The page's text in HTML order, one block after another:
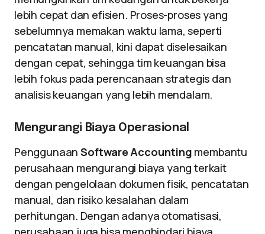
lebih cepat dan efisien. Proses-proses yang
sebelumnya memakan waktu lama, seperti
pencatatan manual, kini dapat diselesaikan
dengan cepat, sehingga tim keuangan bisa
lebih fokus pada perencanaan strategis dan
analisis keuangan yang lebih mendalam.
Mengurangi Biaya Operasional
PenggunaanSoftware Accounting membantu
perusahaan mengurangi biaya yang terkait
dengan pengelolaan dokumen fisik, pencatatan
manual, dan risiko kesalahan dalam
perhitungan. Dengan adanya otomatisasi,